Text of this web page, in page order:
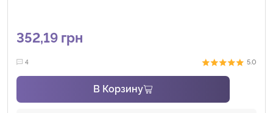
352,19 грн
4 5.0
В Корзину